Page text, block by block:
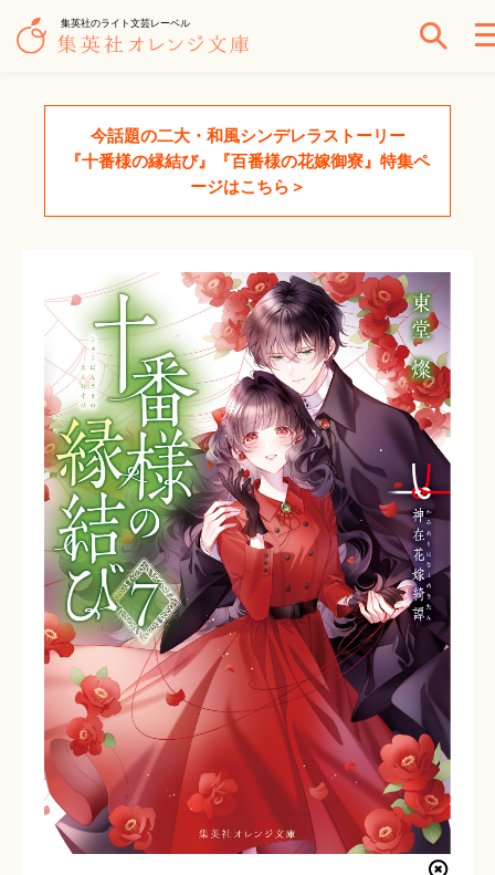
集英社のライト文芸レーベル
今話題の二大・和風シンデレラストーリー
『十番様の縁結び』『百番様の花嫁御寮』特集ペ
ージはこちら＞